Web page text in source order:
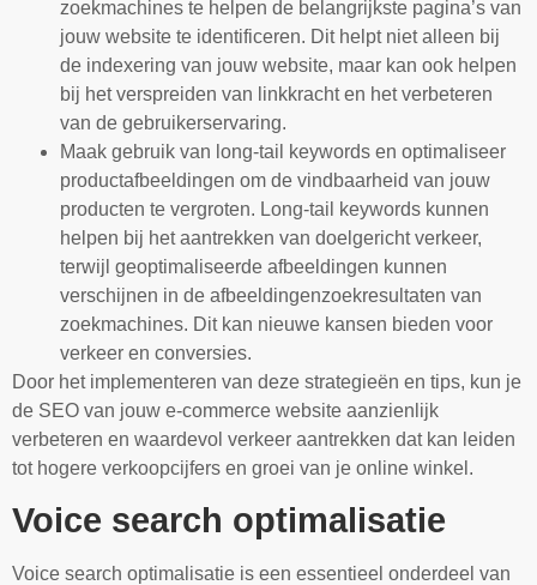
zoekmachines te helpen de belangrijkste pagina’s van
jouw website te identificeren. Dit helpt niet alleen bij
de indexering van jouw website, maar kan ook helpen
bij het verspreiden van linkkracht en het verbeteren
van de gebruikerservaring.
Maak gebruik van long-tail keywords en optimaliseer
productafbeeldingen om de vindbaarheid van jouw
producten te vergroten. Long-tail keywords kunnen
helpen bij het aantrekken van doelgericht verkeer,
terwijl geoptimaliseerde afbeeldingen kunnen
verschijnen in de afbeeldingenzoekresultaten van
zoekmachines. Dit kan nieuwe kansen bieden voor
verkeer en conversies.
Door het implementeren van deze strategieën en tips, kun je
de SEO van jouw e-commerce website aanzienlijk
verbeteren en waardevol verkeer aantrekken dat kan leiden
tot hogere verkoopcijfers en groei van je online winkel.
Voice search optimalisatie
Voice search optimalisatie is een essentieel onderdeel van